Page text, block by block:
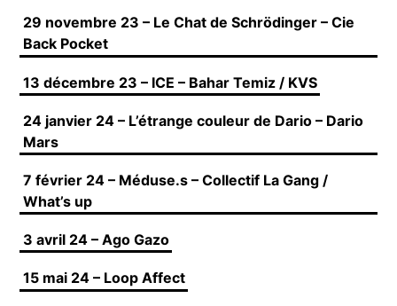
29 novembre 23 – Le Chat de Schrödinger – Cie
Back Pocket
13 décembre 23 – ICE – Bahar Temiz / KVS
24 janvier 24 – L’étrange couleur de Dario – Dario
Mars
7 février 24 – Méduse.s – Collectif La Gang /
What’s up
3 avril 24 – Ago Gazo
15 mai 24 – Loop Affect